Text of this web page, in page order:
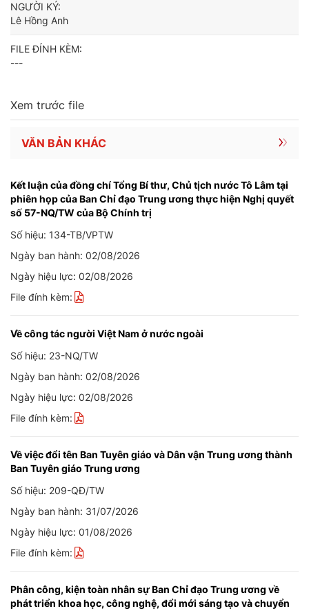
NGƯỜI KÝ:
Lê Hồng Anh
FILE ĐÍNH KÈM:
---
Xem trước file
VĂN BẢN KHÁC
Kết luận của đồng chí Tổng Bí thư, Chủ tịch nước Tô Lâm tại
phiên họp của Ban Chỉ đạo Trung ương thực hiện Nghị quyết
số 57-NQ/TW của Bộ Chính trị
Số hiệu: 134-TB/VPTW
Ngày ban hành: 02/08/2026
Ngày hiệu lực: 02/08/2026
File đính kèm:
Về công tác người Việt Nam ở nước ngoài
Số hiệu: 23-NQ/TW
Ngày ban hành: 02/08/2026
Ngày hiệu lực: 02/08/2026
File đính kèm:
Về việc đổi tên Ban Tuyên giáo và Dân vận Trung ương thành
Ban Tuyên giáo Trung ương
Số hiệu: 209-QĐ/TW
Ngày ban hành: 31/07/2026
Ngày hiệu lực: 01/08/2026
File đính kèm:
Phân công, kiện toàn nhân sự Ban Chỉ đạo Trung ương về
phát triển khoa học, công nghệ, đổi mới sáng tạo và chuyển